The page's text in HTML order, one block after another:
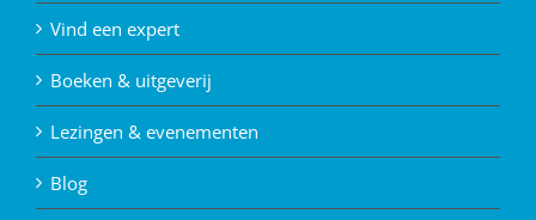
Vind een expert
Boeken & uitgeverij
Lezingen & evenementen
Blog